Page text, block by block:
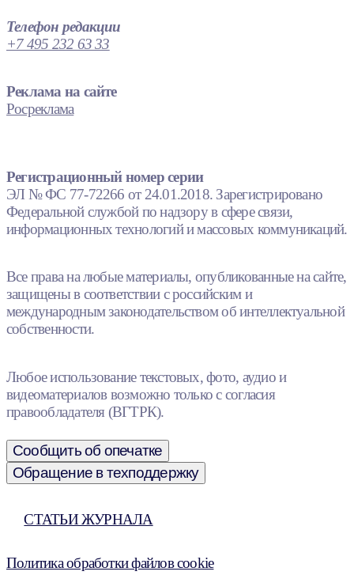
Телефон редакции
+7 495 232 63 33
Реклама на сайте
Росреклама
Регистрационный номер серии
ЭЛ № ФС 77-72266 от 24.01.2018. Зарегистрировано
Федеральной службой по надзору в сфере связи,
информационных технологий и массовых коммуникаций.
Все права на любые материалы, опубликованные на сайте,
защищены в соответствии с российским и
международным законодательством об интеллектуальной
собственности.
Любое использование текстовых, фото, аудио и
видеоматериалов возможно только с согласия
правообладателя (ВГТРК).
Сообщить об опечатке
Обращение в техподдержку
СТАТЬИ ЖУРНАЛА
Политика обработки файлов cookie